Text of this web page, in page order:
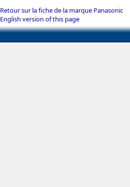
Retour sur la fiche de la marque Panasonic
English version of this page